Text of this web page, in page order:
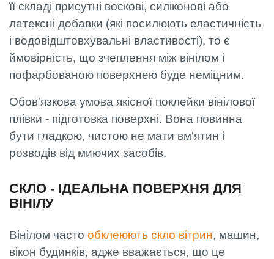
її складі присутні воскові, силіконові або
латексні добавки (які посилюють еластичність
і водовідштовхувальні властивості), то є
ймовірність, що зчеплення між вінілом і
пофарбованою поверхнею буде неміцним.
Обов'язкова умова якісної поклейки вінілової
плівки - підготовка поверхні. Вона повинна
бути гладкою, чистою не мати вм'ятин і
розводів від миючих засобів.
СКЛО - ІДЕАЛЬНА ПОВЕРХНЯ ДЛЯ
ВІНІЛУ
Вінілом часто обклеюють скло вітрин, машин,
вікон будинків, адже вважається, що це